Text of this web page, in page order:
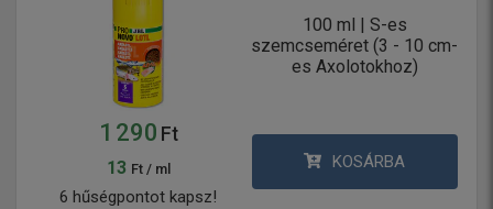
100 ml | S-es
szemcseméret (3 - 10 cm-
es Axolotokhoz)
1 290 Ft
13 Ft / ml
6 hűségpontot kapsz!
KOSÁRBA